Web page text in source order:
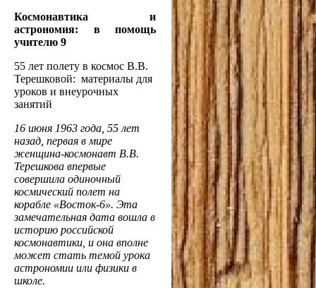
Космонавтика и
астрономия: в помощь
учителю 9
55 лет полету в космос В.В.
Терешковой: материалы для
уроков и внеурочных
занятий
16 июня 1963 года, 55 лет
назад, первая в мире
женщина-космонавт В.В.
Терешкова впервые
совершила одиночный
космический полет на
корабле «Восток-6». Эта
замечательная дата вошла в
историю российской
космонавтики, и она вполне
может стать темой урока
астрономии или физики в
школе.